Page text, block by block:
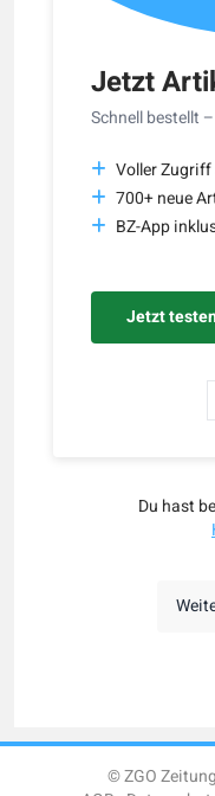
Jetzt
Schnell bestellt
Voller
700+ neue
BZ-App
Jetzt
Du hast
© ZGO